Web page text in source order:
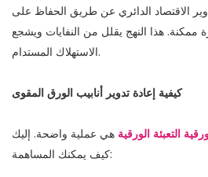
الاقتصاد الدائري عن طريق الحفاظ على
ممكنة. هذا النهج يقلل من النفايات ويشجع
الاستهلاك المستدام.
كيفية إعادة تدوير أنابيب الورق المقوى
التعبئة الورقية هي عملية واضحة. إليك
كيف يمكنك المساهمة: